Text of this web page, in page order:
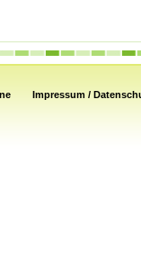
Impressum /